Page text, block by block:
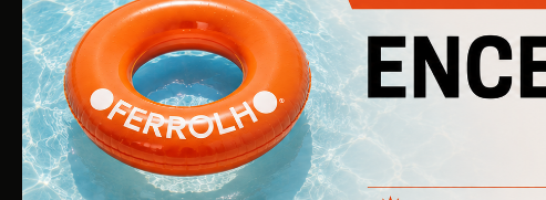
ferragens para construção civil, é agora uma
empresa de referência na área de Ferragens
para Mobiliário e Arquitetura.